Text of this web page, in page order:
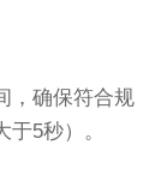
，确保符合规
5秒）。